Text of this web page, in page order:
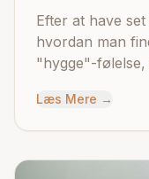
Efter at have
hvordan man
"hygge"-følelse,
fællesskabet.
Læs Mere →